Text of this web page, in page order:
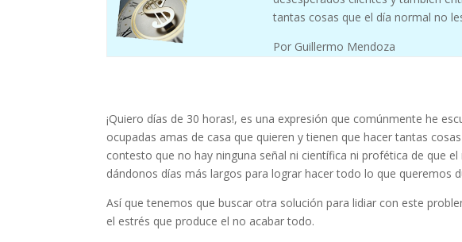
tantas cosas que el día normal no
Por Guillermo Mendoza
¡Quiero días de 30 horas!, es una expresión que comúnmente he
ocupadas amas de casa que quieren y tienen que hacer tantas
contesto que no hay ninguna señal ni científica ni profética de que
dándonos días más largos para lograr hacer todo lo que queremos
Así que tenemos que buscar otra solución para lidiar con este
el estrés que produce el no acabar todo.